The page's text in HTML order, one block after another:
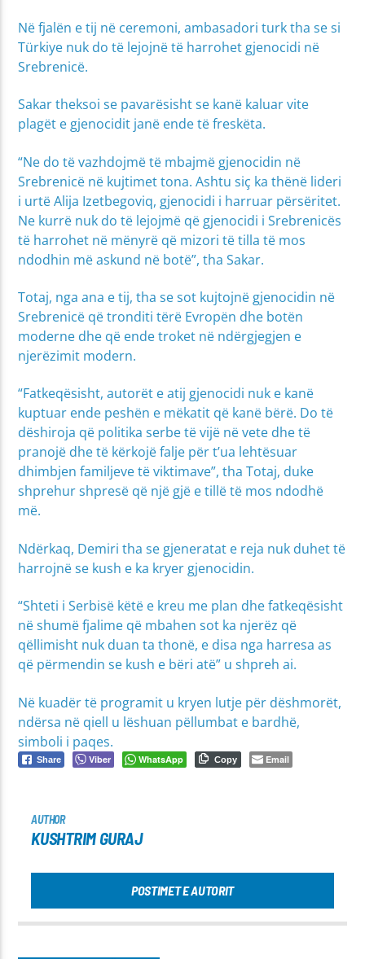
Në fjalën e tij në ceremoni, ambasadori turk tha se si
Türkiye nuk do të lejojnë të harrohet gjenocidi në
Srebrenicë.
Sakar theksoi se pavarësisht se kanë kaluar vite
plagët e gjenocidit janë ende të freskëta.
“Ne do të vazhdojmë të mbajmë gjenocidin në
Srebrenicë në kujtimet tona. Ashtu siç ka thënë lideri
i urtë Alija Izetbegoviq, gjenocidi i harruar përsëritet.
Ne kurrë nuk do të lejojmë që gjenocidi i Srebrenicës
të harrohet në mënyrë që mizori të tilla të mos
ndodhin më askund në botë”, tha Sakar.
Totaj, nga ana e tij, tha se sot kujtojnë gjenocidin në
Srebrenicë që tronditi tërë Evropën dhe botën
moderne dhe që ende troket në ndërgjegjen e
njerëzimit modern.
“Fatkeqësisht, autorët e atij gjenocidi nuk e kanë
kuptuar ende peshën e mëkatit që kanë bërë. Do të
dëshiroja që politika serbe të vijë në vete dhe të
pranojë dhe të kërkojë falje për t’ua lehtësuar
dhimbjen familjeve të viktimave”, tha Totaj, duke
shprehur shpresë që një gjë e tillë të mos ndodhë
më.
Ndërkaq, Demiri tha se gjeneratat e reja nuk duhet të
harrojnë se kush e ka kryer gjenocidin.
“Shteti i Serbisë këtë e kreu me plan dhe fatkeqësisht
në shumë fjalime që mbahen sot ka njerëz që
qëllimisht nuk duan ta thonë, e disa nga harresa as
që përmendin se kush e bëri atë” u shpreh ai.
Në kuadër të programit u kryen lutje për dëshmorët,
ndërsa në qiell u lëshuan pëllumbat e bardhë,
simboli i paqes.
Share Viber WhatsApp Copy Email
AUTHOR
KUSHTRIM GURAJ
POSTIMET E AUTORIT